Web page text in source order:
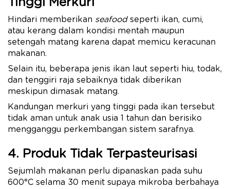
Tinggi Merkuri
Hindari memberikan seafood seperti ikan, cumi,
atau kerang dalam kondisi mentah maupun
setengah matang karena dapat memicu keracunan
makanan.
Selain itu, beberapa jenis ikan laut seperti hiu, todak,
dan tenggiri raja sebaiknya tidak diberikan
meskipun dimasak matang.
Kandungan merkuri yang tinggi pada ikan tersebut
tidak aman untuk anak usia 1 tahun dan berisiko
mengganggu perkembangan sistem sarafnya.
4. Produk Tidak Terpasteurisasi
Sejumlah makanan perlu dipanaskan pada suhu
600°C selama 30 menit supaya mikroba berbahaya